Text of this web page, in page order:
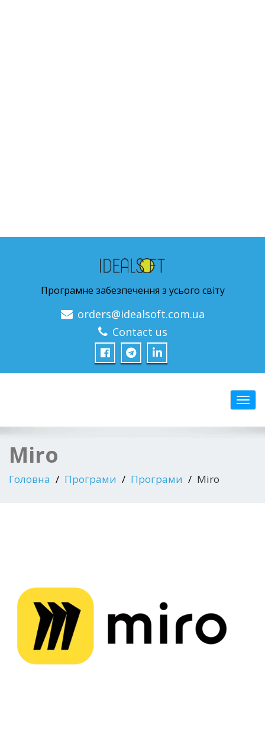
Програмне забезпечення з усього світу
orders@idealsoft.com.ua
Contact us
Miro
Головна Програми Програми Miro